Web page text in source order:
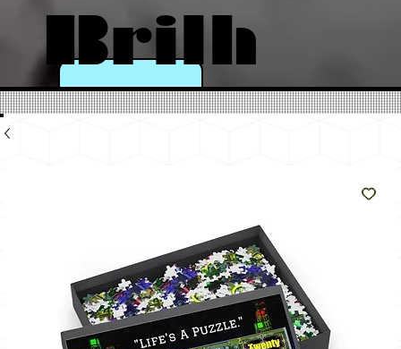
Brilh
e
como
o sol